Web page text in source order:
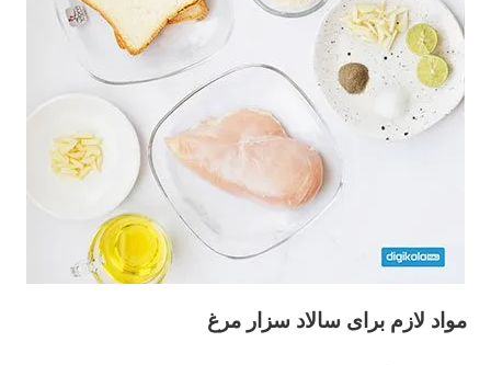
مواد لازم برای سالاد سزار مرغ